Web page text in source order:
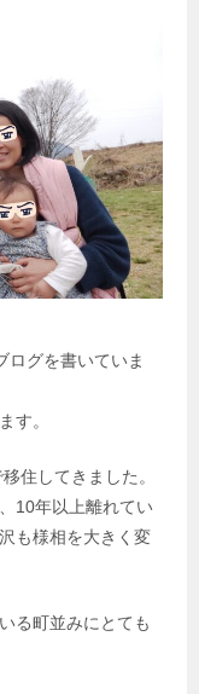
ログを書いていま
す。
住してきました。
10年以上離れてい
も様相を大きく変
る町並みにとても